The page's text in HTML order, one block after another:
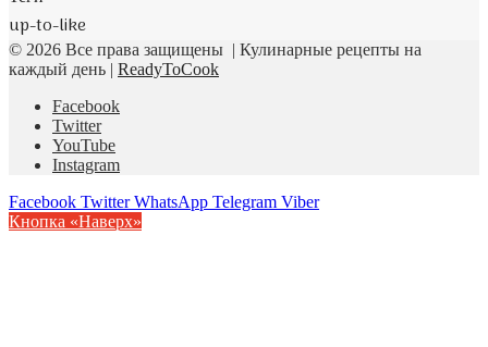
up-to-like
© 2026 Все права защищены | Кулинарные рецепты на
каждый день | ReadyToCook
Facebook
Twitter
YouTube
Instagram
Facebook Twitter WhatsApp Telegram Viber
Кнопка «Наверх»